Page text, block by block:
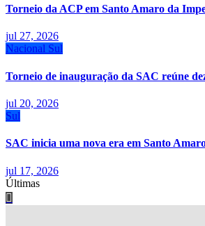
Torneio da ACP em Santo Amaro da
jul 27, 2026
Nacional Sul
Torneio de inauguração da SAC reúne
jul 20, 2026
Sul
SAC inicia uma nova era em Santo
jul 17, 2026
Últimas